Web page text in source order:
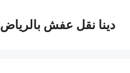
المحتوىدينا نقل عفش بالرياض